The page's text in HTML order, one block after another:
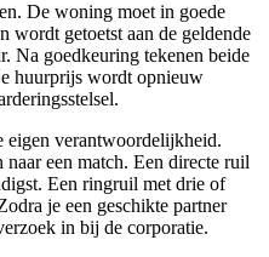
De woning moet in goede
wordt getoetst aan de geldende
Na goedkeuring tekenen beide
huurprijs wordt opnieuw
eigen verantwoordelijkheid.
een match. Een directe ruil
Een ringruil met drie of
je een geschikte partner
in bij de corporatie.